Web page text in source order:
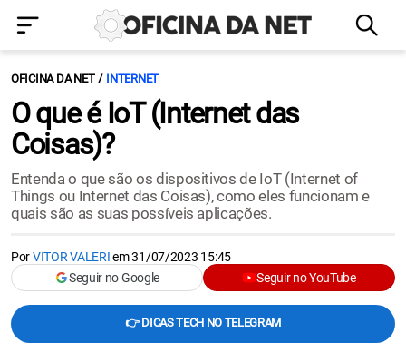
OFICINA DA NET INTERNET
O que é IoT (Internet das
Coisas)?
Entenda o que são os dispositivos de IoT (Internet of
Things ou Internet das Coisas), como eles funcionam e
quais são as suas possíveis aplicações.
PorVITOR VALERIem31/07/2023 15:45
Seguir no Google
Seguir no YouTube
👉 DICAS TECH NO TELEGRAM